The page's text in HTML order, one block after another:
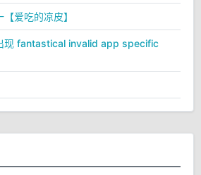
爱吃的凉皮】
现 fantastical invalid app specific